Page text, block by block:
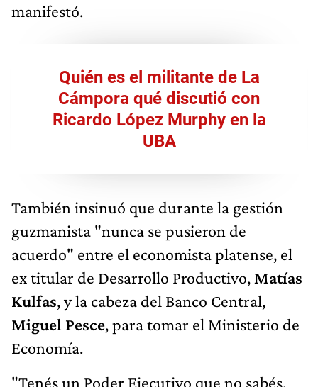
manifestó.
Quién es el militante de La
Cámpora qué discutió con
Ricardo López Murphy en la
UBA
También insinuó que durante la gestión
guzmanista "nunca se pusieron de
acuerdo" entre el economista platense, el
ex titular de Desarrollo Productivo, Matías
Kulfas, y la cabeza del Banco Central,
Miguel Pesce, para tomar el Ministerio de
Economía.
"Tenés un Poder Ejecutivo que no sabés,